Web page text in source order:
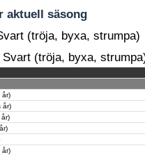
aktuell säsong
(tröja, byxa, strumpa)
(tröja, byxa,
år)
år)
år)